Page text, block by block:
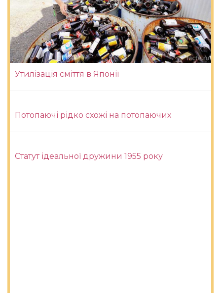
Утилізація сміття в Японії
Потопаючі рідко схожі на потопаючих
Статут ідеальної дружини 1955 року